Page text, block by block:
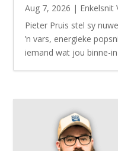
Aug 7, 2026 | Enkelsnit
Pieter Pruis stel sy
’n vars, energieke
iemand wat jou binne-